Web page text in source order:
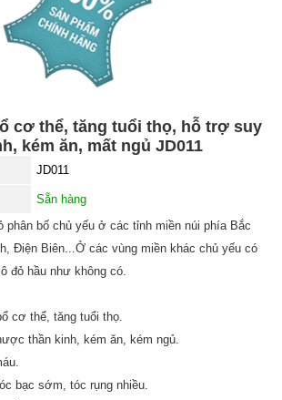
cơ thể, tăng tuổi thọ, hỗ trợ suy
kém ăn, mất ngủ JD011
JD011
Sẵn hàng
phân bố chủ yếu ở các tỉnh miền núi phía Bắc
Điện Biên...Ở các vùng miền khác chủ yếu có
đỏ hầu như không có.
cơ thể, tăng tuổi thọ.
thần kinh, kém ăn, kém ngủ.
bạc sớm, tóc rụng nhiều.